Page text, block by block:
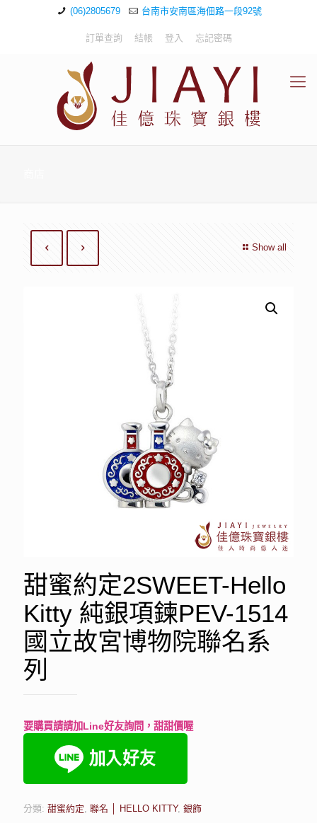
(06)2805679 台南市安南區海佃路一段92號
訂單查詢 結帳 登入 忘記密碼
Show all
甜蜜約定2SWEET-Hello
Kitty 純銀項鍊PEV-1514
國立故宮博物院聯名系
列
要購買請請加Line好友詢問，甜甜價喔
分類: 甜蜜約定 聯名 │ HELLO KITTY, 銀飾